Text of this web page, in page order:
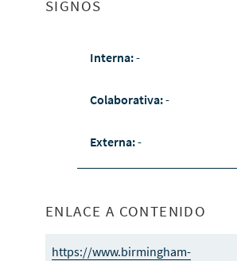
SIGNOS
Interna:-
Colaborativa:-
Externa:-
ENLACE A CONTENIDO
https://www.birmingham-